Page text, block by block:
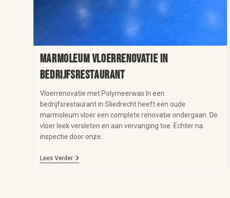
Marmoleum vloerrenovatie in
bedrijfsrestaurant
Vloerrenovatie met Polymeerwas In een
bedrijfsrestaurant in Sliedrecht heeft een oude
marmoleum vloer een complete renovatie ondergaan. De
vloer leek versleten en aan vervanging toe. Echter na
inspectie door onze…
Lees Verder